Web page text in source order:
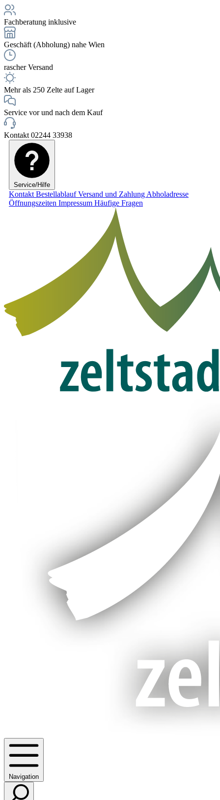
Fachberatung inklusive
Geschäft (Abholung) nahe Wien
rascher Versand
Mehr als 250 Zelte auf Lager
Service vor und nach dem Kauf
Kontakt 02244 33938
Service/Hilfe
Kontakt BestellablaufVersand und Zahlung Abholadresse
Öffnungszeiten Impressum Häufige Fragen
Navigation